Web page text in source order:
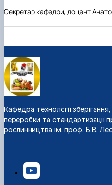
Cекретар кафедри, доцент
Кафедра технології зберігання,
переробки та стандартизації
рослинництва ім. проф. Б.В.